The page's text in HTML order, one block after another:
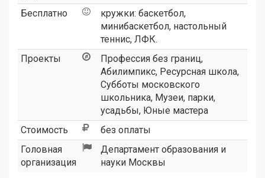
Бесплатно
кружки: баскетбол,
минибаскетбол, настольный
теннис, ЛФК.
Проекты
Профессия без границ,
Абилимпикс, Ресурсная школа,
Субботы московского
школьника, Музеи, парки,
усадьбы, Юные мастера
Стоимость
без оплаты
Головная
организация
Департамент образования и
науки Москвы